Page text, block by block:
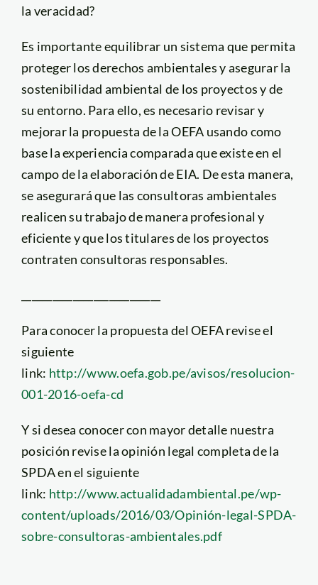
la veracidad?
Es importante equilibrar un sistema que permita
proteger los derechos ambientales y asegurar la
sostenibilidad ambiental de los proyectos y de
su entorno. Para ello, es necesario revisar y
mejorar la propuesta de la OEFA usando como
base la experiencia comparada que existe en el
campo de la elaboración de EIA. De esta manera,
se asegurará que las consultoras ambientales
realicen su trabajo de manera profesional y
eficiente y que los titulares de los proyectos
contraten consultoras responsables.
Para conocer la propuesta del OEFA revise el
siguiente
link: http://www.oefa.gob.pe/avisos/resolucion-
001-2016-oefa-cd
Y si desea conocer con mayor detalle nuestra
posición revise la opinión legal completa de la
SPDA en el siguiente
link: http://www.actualidadambiental.pe/wp-
content/uploads/2016/03/Opinión-legal-SPDA-
sobre-consultoras-ambientales.pdf